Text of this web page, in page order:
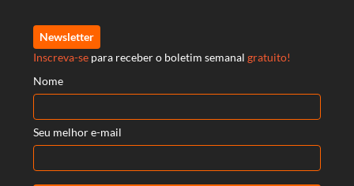
Newsletter
Inscreva-se para receber o boletim semanal gratuito!
Nome
Seu melhor e-mail